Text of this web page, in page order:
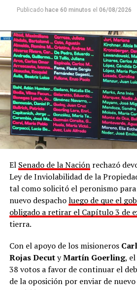
Publicado hace 60 minutos el 06/08/2026
El Senado de la Naciónrechazó
Ley de Inviolabilidad de la
tal como solicitó el peronismo
nuevo despacholuego de que el
obligado a retirar el Capítulo 3 de
tierra.
Con el apoyo de los misioneros
Rojas DecutyMartín Goerling,
38 votos a favor de continuar el
de la oposición por enviar de